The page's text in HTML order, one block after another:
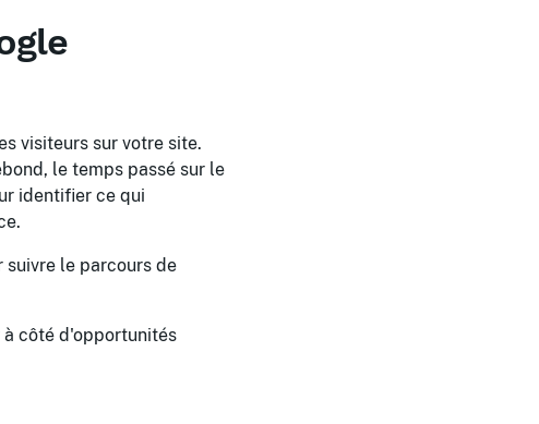
visiteurs sur votre site.
le temps passé sur le
identifier ce qui
le parcours de
à côté d'opportunités